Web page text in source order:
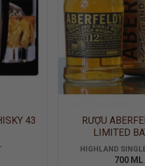
43
RƯỢU
LIMITED
HIGHLAND
700 ML